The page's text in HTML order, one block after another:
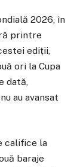
2026, în
printre
ediții,
ori la Cupa
dată,
au avansat
califice la
baraje